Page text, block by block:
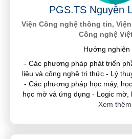
PGS.TS Nguyễn
Viện Công nghệ thông tin,
Công nghệ
Hướng nghiên
- Các phương pháp phát triển
liệu và công nghệ tri thức - Lý
- Các phương pháp học máy,
học mờ và ứng dụng - Logic mờ,
Xem thêm